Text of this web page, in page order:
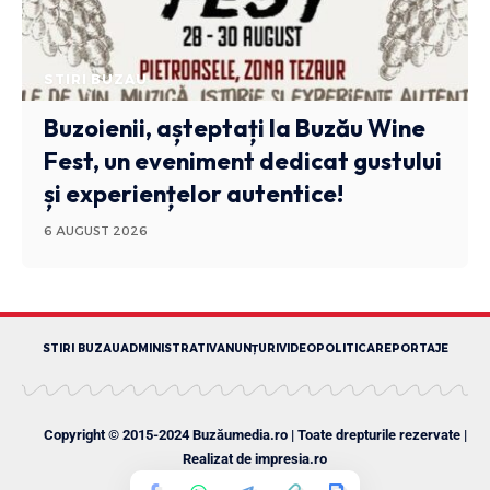
STIRI BUZAU
Buzoienii, așteptați la Buzău Wine
Fest, un eveniment dedicat gustului
și experiențelor autentice!
6 AUGUST 2026
STIRI BUZAUADMINISTRATIVANUNȚURI VIDEOPOLITICAREPORTAJE
Copyright © 2015-2024 Buzăumedia.ro | Toate drepturile rezervate |
Realizat de impresia.ro